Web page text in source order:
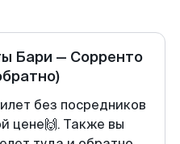
Бари — Сорренто
без посредников
цене🙌. Также вы